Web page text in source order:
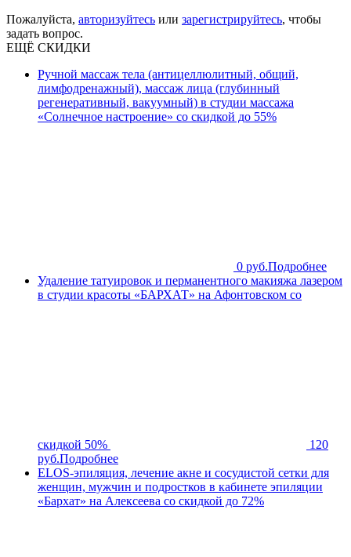
Пожалуйста, авторизуйтесь или зарегистрируйтесь, чтобы
задать вопрос.
ЕЩЁ СКИДКИ
Ручной массаж тела (антицеллюлитный, общий,
лимфодренажный), массаж лица (глубинный
регенеративный, вакуумный) в студии массажа
«Солнечное настроение» со скидкой до 55%
0 руб.Подробнее
Удаление татуировок и перманентного макияжа лазером
в студии красоты «БАРХАТ» на Афонтовском со
скидкой 50%
120
руб.Подробнее
ELOS-эпиляция, лечение акне и сосудистой сетки для
женщин, мужчин и подростков в кабинете эпиляции
«Бархат» на Алексеева со скидкой до 72%